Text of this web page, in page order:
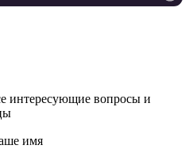
интересующие вопросы и
имя